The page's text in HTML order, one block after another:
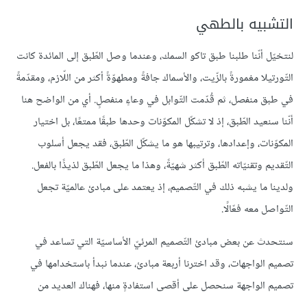
التشبيه بالطهي
لنتخيّل أنّنا طلبنا طبق تاكو السمك، وعندما وصل الطّبق إلى المائدة كانت
التّورتيلا مغمورةً بالزّيت، والأسماك جافةً ومطهوّةً أكثر من اللّازم، ومقدّمةً
في طبق منفصل، ثم قُدّمت التّوابل في وعاءٍ منفصلٍ. أي من الواضح هنا
أنّنا سنعيد الطّبق، إذ لا تشكّل المكوّنات وحدها طبقًا ممتعًا، بل اختيار
المكوّنات، وإعدادها، وترتيبها هو ما يشكّل الطّبق، فقد يجعل أسلوب
التّقديم وتقنيّاته الطّبق أكثر شهيّةً، وهذا ما يجعل الطّبق لذيذًا بالفعل.
ولدينا ما يشبه ذلك في التّصميم، إذ يعتمد على مبادئ عالميّة تجعل
التّواصل معه فعّالًا.
سنتحدث عن بعض مبادئ التّصميم المرئيّ الأساسيّة التي تساعد في
تصميم الواجهات، وقد اخترنا أربعة مبادئ، عندما نبدأ باستخدامها في
تصميم الواجهة سنحصل على أقصى استفادةٍ منها، فهناك العديد من